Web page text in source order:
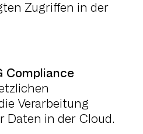
Zugriffen in der
Compliance
Verarbeitung
Daten in der Cloud.